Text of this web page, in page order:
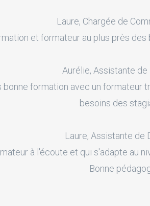
Laure, Chargée de
et formateur au plus près
Aurélie, Assistante de
bonne formation avec un formateur
besoins des
Laure, Assistante de
à l'écoute et qui s'adapte au
Bonne